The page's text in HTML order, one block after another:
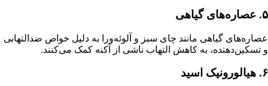
۵. عصاره‌های گیاهی
عصاره‌های گیاهی مانند چای سبز و آلوئه‌ورا به دلیل خواص ضدالتهابی
و تسکین‌دهنده، به کاهش التهاب ناشی از آکنه کمک می‌کنند.
۶. هیالورونیک اسید